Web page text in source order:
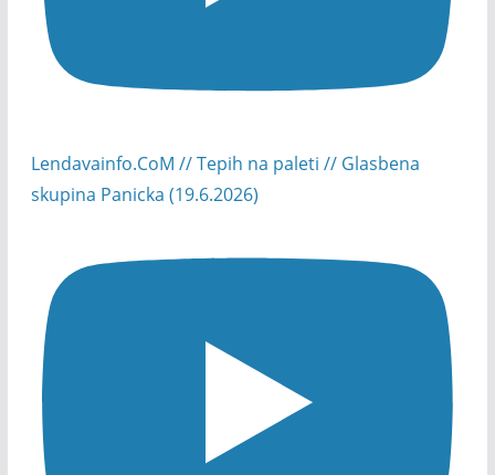
Lendavainfo.CoM // Tepih na paleti // Glasbena
skupina Panicka (19.6.2026)